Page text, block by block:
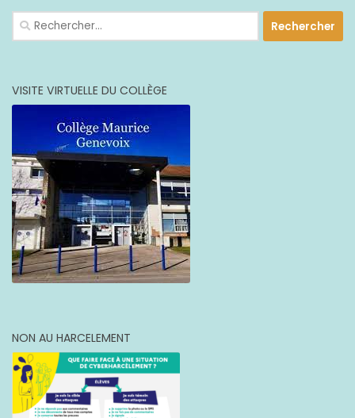
Rechercher :
VISITE VIRTUELLE DU COLLÈGE
NON AU HARCELEMENT